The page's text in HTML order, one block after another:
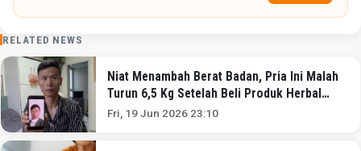
RELATED NEWS
Niat Menambah Berat Badan, Pria Ini Malah
Turun 6,5 Kg Setelah Beli Produk Herbal
Online
Fri, 19 Jun 2026 23:10